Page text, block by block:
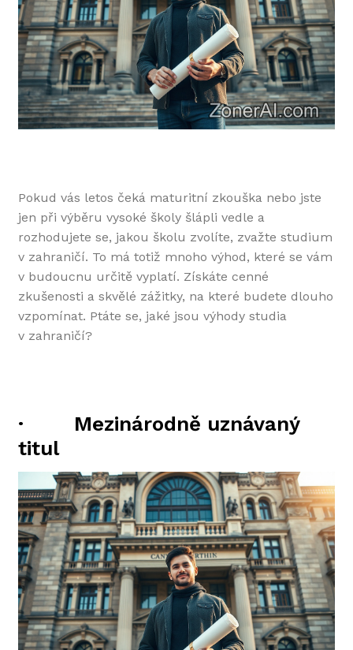
Pokud vás letos čeká maturitní zkouška nebo jste
jen při výběru vysoké školy šlápli vedle a
rozhodujete se, jakou školu zvolíte, zvažte studium
v zahraničí. To má totiž mnoho výhod, které se vám
v budoucnu určitě vyplatí. Získáte cenné
zkušenosti a skvělé zážitky, na které budete dlouho
vzpomínat. Ptáte se, jaké jsou výhody studia
v zahraničí?
· Mezinárodně uznávaný
titul